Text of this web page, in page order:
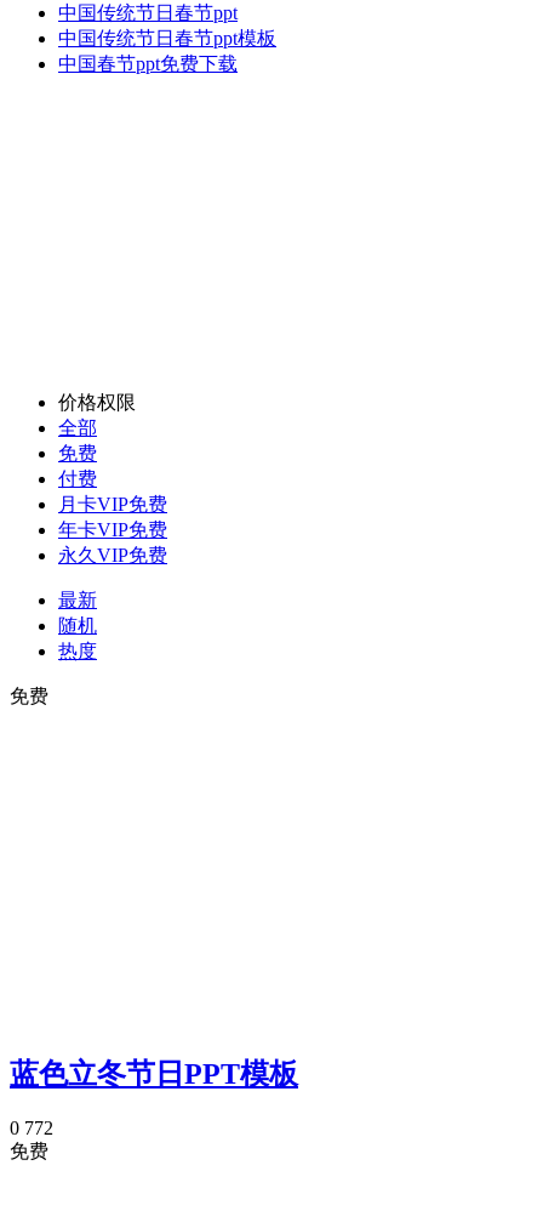
中国传统节日春节ppt
中国传统节日春节ppt模板
中国春节ppt免费下载
价格权限
全部
免费
付费
月卡VIP免费
年卡VIP免费
永久VIP免费
最新
随机
热度
免费
蓝色立冬节日PPT模板
0 772
免费